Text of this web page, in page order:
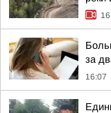
за
16:07